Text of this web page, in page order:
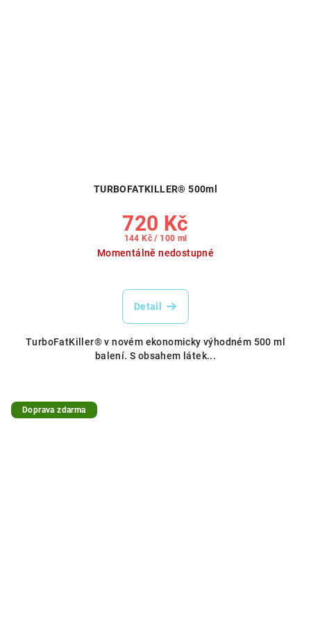
TURBOFATKILLER® 500ml
720 Kč
Měrná
144 Kč / 100 ml
Momentálně nedostupné
Detail
TurboFatKiller® v novém ekonomicky výhodném 500 ml
balení. S obsahem látek...
Doprava zdarma